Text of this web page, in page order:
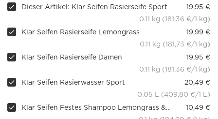
Dieser Artikel: Klar Seifen Rasierseife Sport
19,95 €
0.11 kg (181,36 €/1 kg)
Klar Seifen Rasierseife Lemongrass
19,99 €
0.11 kg (181,73 €/1 kg)
Klar Seifen Rasierseife Damen
19,95 €
0.11 kg (181,36 €/1 kg)
Klar Seifen Rasierwasser Sport
20,49 €
0.05 L (409,80 €/1 L)
Klar Seifen Festes Shampoo Lemongrass & Aloe Vera
10,49 €